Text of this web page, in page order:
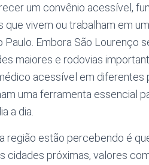
um convênio acessível,
vivem ou trabalham em
Embora São Lourenço
maiores e rodovias
acessível em diferentes
uma ferramenta essencial
a dia.
região estão percebendo é
cidades próximas, valores